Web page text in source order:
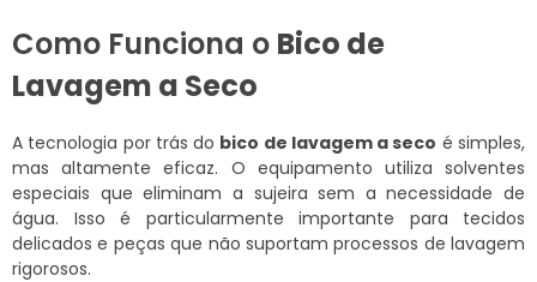
Como Funciona o Bico de
Lavagem a Seco
A tecnologia por trás do bico de lavagem a seco é simples,
mas altamente eficaz. O equipamento utiliza solventes
especiais que eliminam a sujeira sem a necessidade de
água. Isso é particularmente importante para tecidos
delicados e peças que não suportam processos de lavagem
rigorosos.